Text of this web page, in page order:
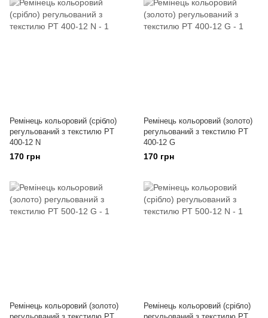
Ремінець кольоровий (срібло)
регульований з текстилю PT
400-12 N
170 грн
Ремінець кольоровий (золото)
регульований з текстилю PT
400-12 G
170 грн
Ремінець кольоровий (золото)
Ремінець кольоровий (срібло)